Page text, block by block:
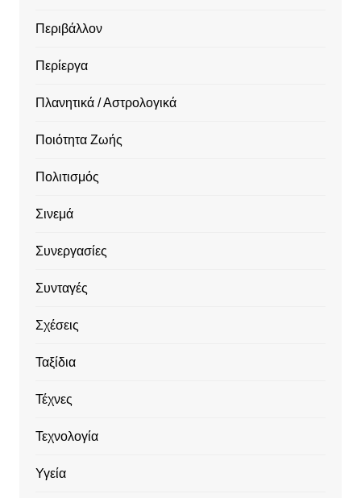
Περιβάλλον
Περίεργα
Πλανητικά / Αστρολογικά
Ποιότητα Ζωής
Πολιτισμός
Σινεμά
Συνεργασίες
Συνταγές
Σχέσεις
Ταξίδια
Τέχνες
Τεχνολογία
Υγεία